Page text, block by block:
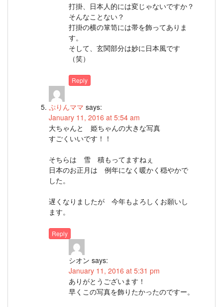
打掛、日本人的には変じゃないですか？
そんなことない？
打掛の横の箪笥には帯を飾ってありま
す。
そして、玄関部分は妙に日本風です
（笑）
Reply
ぷりんママ says:
January 11, 2016 at 5:54 am
大ちゃんと 姫ちゃんの大きな写真
すごくいいです！！
そちらは 雪 積もってますねぇ
日本のお正月は 例年になく暖かく穏やかで
した。
遅くなりましたが 今年もよろしくお願いし
ます。
Reply
シオン says:
January 11, 2016 at 5:31 pm
ありがとうございます！
早くこの写真を飾りたかったのですー。